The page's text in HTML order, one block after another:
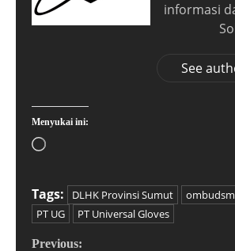
informasi
See
Menyukai ini:
Tags: DLHK Provinsi Sumut
PT UG
PT Universal Gloves
Previous: